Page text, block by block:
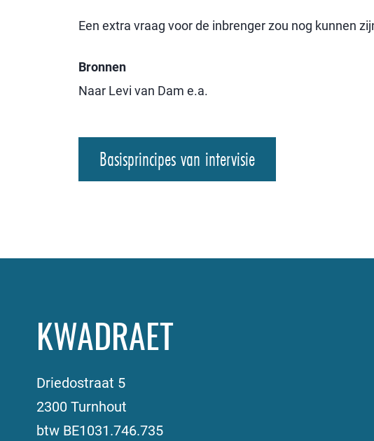
Een extra vraag voor de inbrenger zou nog kunnen
Bronnen
Naar Levi van Dam e.a.
Basisprincipes van intervisie
KWADRAET
Driedostraat 5
2300 Turnhout
btw BE1031.746.735